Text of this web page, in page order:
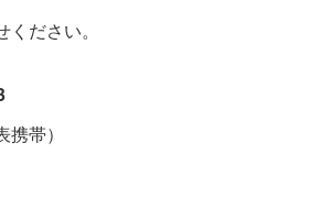
ださい。
帯）